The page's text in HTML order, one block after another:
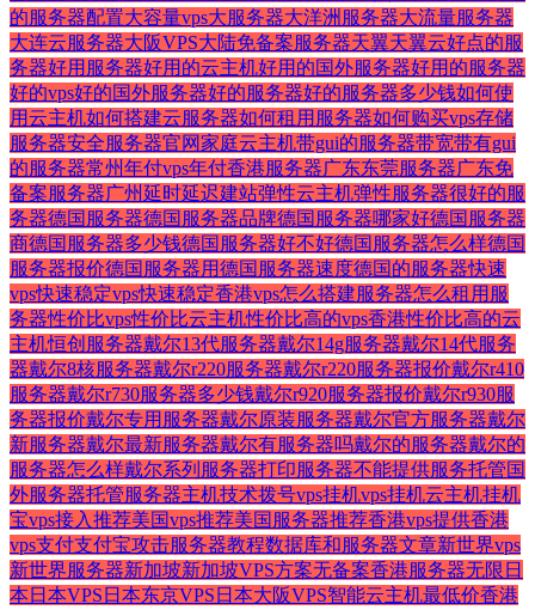
的服务器配置大容量vps大服务器大洋洲服务器大流量服务器
大连云服务器大阪VPS大陆免备案服务器天翼天翼云好点的服
务器好用服务器好用的云主机好用的国外服务器好用的服务器
好的vps好的国外服务器好的服务器好的服务器多少钱如何使
用云主机如何搭建云服务器如何租用服务器如何购买vps存储
服务器安全服务器官网家庭云主机带gui的服务器带宽带有gui
的服务器常州年付vps年付香港服务器广东东莞服务器广东免
备案服务器广州延时延迟建站弹性云主机弹性服务器很好的服
务器德国服务器德国服务器品牌德国服务器哪家好德国服务器
商德国服务器多少钱德国服务器好不好德国服务器怎么样德国
服务器报价德国服务器用德国服务器速度德国的服务器快速
vps快速稳定vps快速稳定香港vps怎么搭建服务器怎么租用服
务器性价比vps性价比云主机性价比高的vps香港性价比高的云
主机恒创服务器戴尔13代服务器戴尔14g服务器戴尔14代服务
器戴尔8核服务器戴尔r220服务器戴尔r220服务器报价戴尔r410
服务器戴尔r730服务器多少钱戴尔r920服务器报价戴尔r930服
务器报价戴尔专用服务器戴尔原装服务器戴尔官方服务器戴尔
新服务器戴尔最新服务器戴尔有服务器吗戴尔的服务器戴尔的
服务器怎么样戴尔系列服务器打印服务器不能提供服务托管国
外服务器托管服务器主机技术拨号vps挂机vps挂机云主机挂机
宝vps接入推荐美国vps推荐美国服务器推荐香港vps提供香港
vps支付支付宝攻击服务器教程数据库和服务器文章新世界vps
新世界服务器新加坡新加坡VPS方案无备案香港服务器无限 日
本日本VPS 日本东京VPS 日本大阪VPS智能云主机最低价香港